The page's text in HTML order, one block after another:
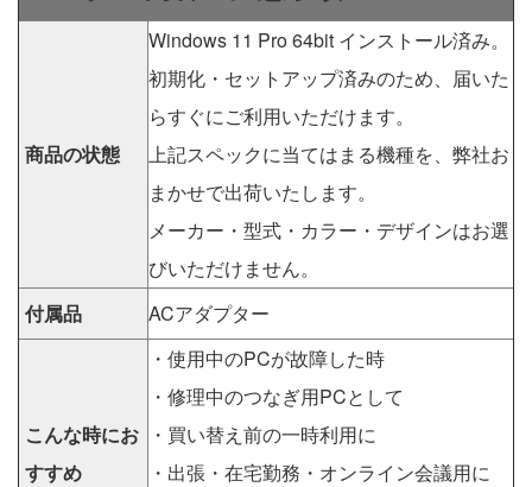
商品の状態
Windows 11 Pro 64bit インストール済み。
初期化・セットアップ済みのため、届いた
らすぐにご利用いただけます。
上記スペックに当てはまる機種を、弊社お
まかせで出荷いたします。
メーカー・型式・カラー・デザインはお選
びいただけません。
付属品
ACアダプター
こんな時にお
すすめ
・使用中のPCが故障した時
・修理中のつなぎ用PCとして
・買い替え前の一時利用に
・出張・在宅勤務・オンライン会議用に